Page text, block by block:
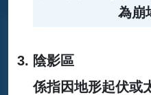
為崩
陰影區
係指因地形起伏或